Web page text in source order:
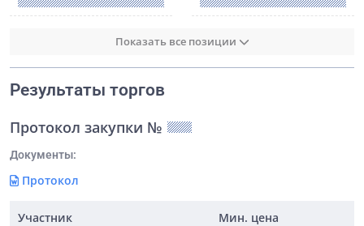
Показать все позиции
Результаты торгов
Протокол закупки №
Документы:
Протокол
Участник Мин. цена